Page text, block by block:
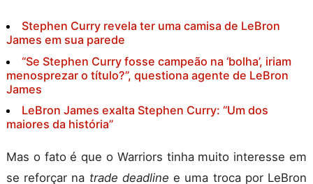
Stephen Curry revela ter uma camisa de LeBron
James em sua parede
“Se Stephen Curry fosse campeão na ‘bolha’, iriam
menosprezar o título?”, questiona agente de LeBron
James
LeBron James exalta Stephen Curry: “Um dos
maiores da história”
Mas o fato é que o Warriors tinha muito interesse em
se reforçar na trade deadline e uma troca por LeBron